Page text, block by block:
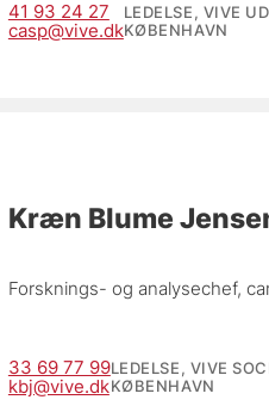
41 93 24 27
casp@vive.dk
LEDELSE, VIVE
KØBENHAVN
Kræn Blume
Forsknings- og analysechef,
33 69 77 99
kbj@vive.dk
LEDELSE, VIVE
KØBENHAVN